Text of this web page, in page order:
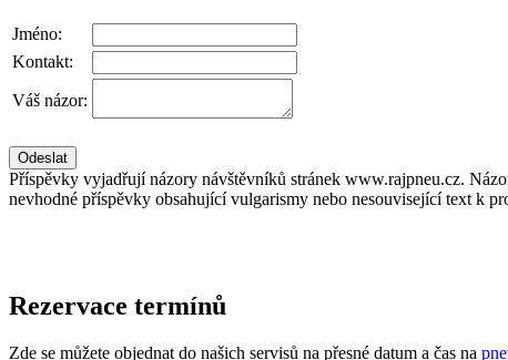
Jméno:
Kontakt:
Váš názor:
Příspěvky vyjadřují názory návštěvníků stránek www.rajpneu.cz.
nevhodné příspěvky obsahující vulgarismy nebo nesouvisející text k
Rezervace termínů
Zde se můžete objednat do našich servisů na přesné datum a čas na